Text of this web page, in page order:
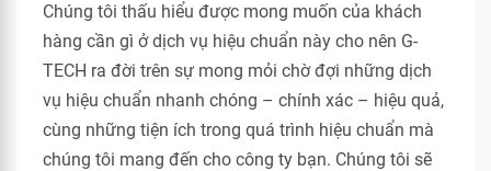
Chúng tôi thấu hiểu được mong muốn của khách
hàng cần gì ở dịch vụ hiệu chuẩn này cho nên G-
TECH ra đời trên sự mong mỏi chờ đợi những dịch
vụ hiệu chuẩn nhanh chóng – chính xác – hiệu quả,
cùng những tiện ích trong quá trình hiệu chuẩn mà
chúng tôi mang đến cho công ty bạn. Chúng tôi sẽ